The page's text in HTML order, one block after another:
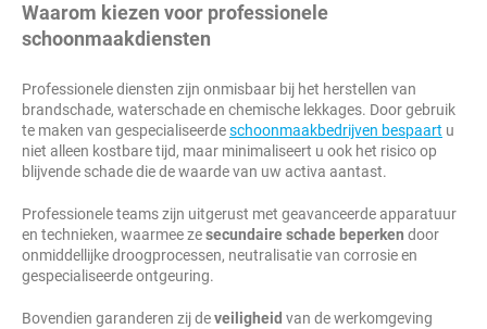
Waarom kiezen voor professionele
schoonmaakdiensten
Professionele diensten zijn onmisbaar bij het herstellen van
brandschade, waterschade en chemische lekkages. Door gebruik
te maken van gespecialiseerdeschoonmaakbedrijven bespaart u
niet alleen kostbare tijd, maar minimaliseert u ook het risico op
blijvende schade die de waarde van uw activa aantast.
Professionele teams zijn uitgerust met geavanceerde apparatuur
en technieken, waarmee zesecundaire schade beperken door
onmiddellijke droogprocessen, neutralisatie van corrosie en
gespecialiseerde ontgeuring.
Bovendien garanderen zij deveiligheid van de werkomgeving